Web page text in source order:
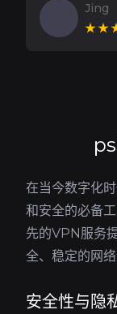
Jing
在当今数字化
和安全的必备
先的VPN服务
全、稳定的网络
安全性与隐